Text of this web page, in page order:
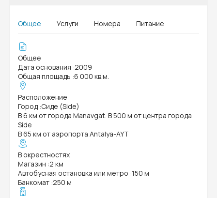
Общее Услуги Номера Питание
Общее
Дата основания :2009
Общая площадь :6 000 кв.м.
Расположение
Город :Сиде (Side)
В 6 км от города Manavgat. В 500 м от центра города
Side
В 65 км от аэропорта Antalya-AYT
В окрестностях
Магазин :2 км
Автобусная остановка или метро :150 м
Банкомат :250 м